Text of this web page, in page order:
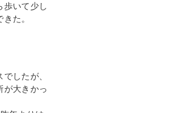
歩いて少し
た。
したが、
が大きかっ